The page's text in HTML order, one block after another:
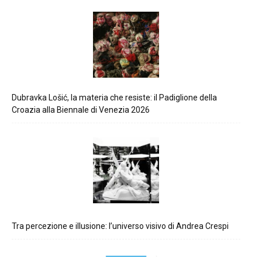
Dubravka Lošić, la materia che resiste: il Padiglione della
Croazia alla Biennale di Venezia 2026
Tra percezione e illusione: l’universo visivo di Andrea Crespi